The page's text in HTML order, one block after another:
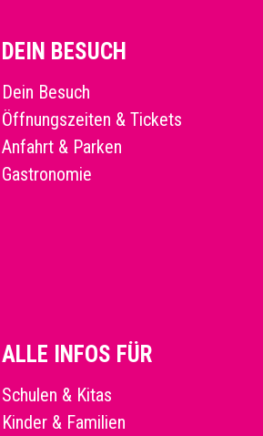
DEIN BESUCH
Dein Besuch
Öffnungszeiten & Tickets
Anfahrt & Parken
Gastronomie
ALLE INFOS FÜR
Schulen & Kitas
Kinder & Familien